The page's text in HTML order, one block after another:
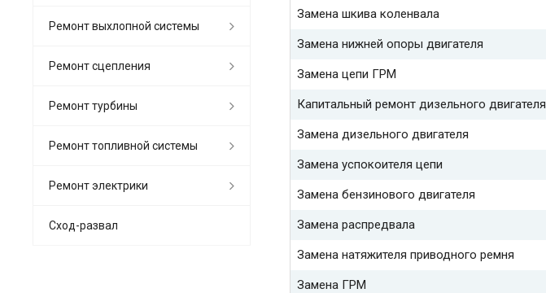
Замена шкива коленвала
Замена нижней опоры двигателя
Замена цепи ГРМ
Капитальный ремонт дизельного двигателя
Замена дизельного двигателя
Замена успокоителя цепи
Замена бензинового двигателя
Замена распредвала
Замена натяжителя приводного ремня
Замена ГРМ
Ремонт выхлопной системы
Ремонт сцепления
Ремонт турбины
Ремонт топливной системы
Ремонт электрики
Сход-развал